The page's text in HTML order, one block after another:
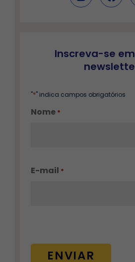
Inscreva-se
"*" indica campos obrigatórios
Nome *
E-mail *